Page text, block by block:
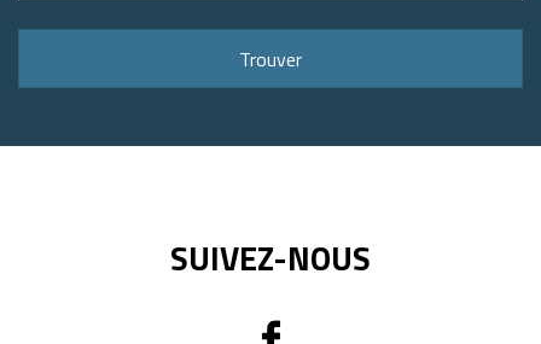
Trouver
SUIVEZ-NOUS